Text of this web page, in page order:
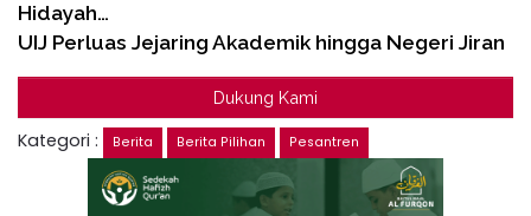
Hidayah…
UIJ Perluas Jejaring Akademik hingga Negeri Jiran
Dukung Kami
Kategori : Berita Berita Pilihan Pesantren